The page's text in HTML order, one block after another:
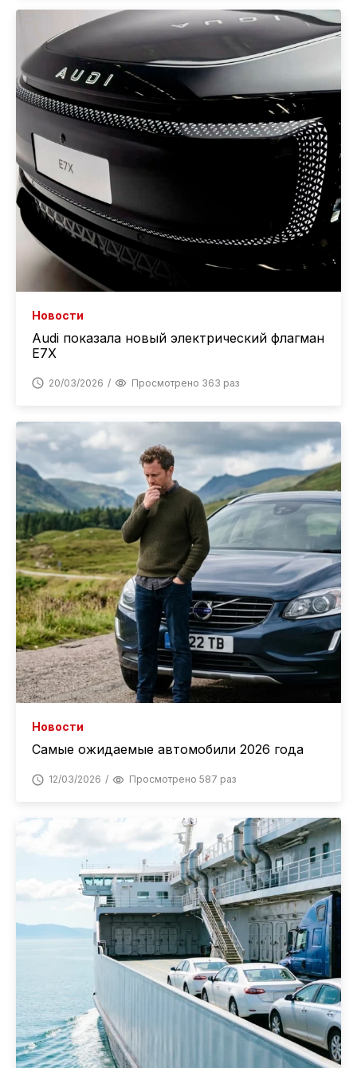
Новости
Audi показала новый электрический флагман
E7X
20/03/2026 Просмотрено 363 раз
Новости
Самые ожидаемые автомобили 2026 года
12/03/2026 Просмотрено 587 раз